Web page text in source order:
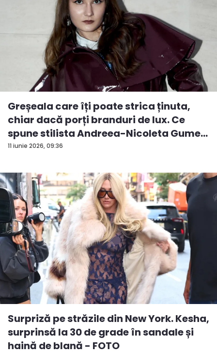
11 iunie 2026, 09:36
Greșeala care îți poate strica ținuta,
chiar dacă porți branduri de lux. Ce
spune stilista Andreea-Nicoleta Gume...
Surpriză pe străzile din New York. Kesha,
surprinsă la 30 de grade în sandale și
haină de blană - FOTO